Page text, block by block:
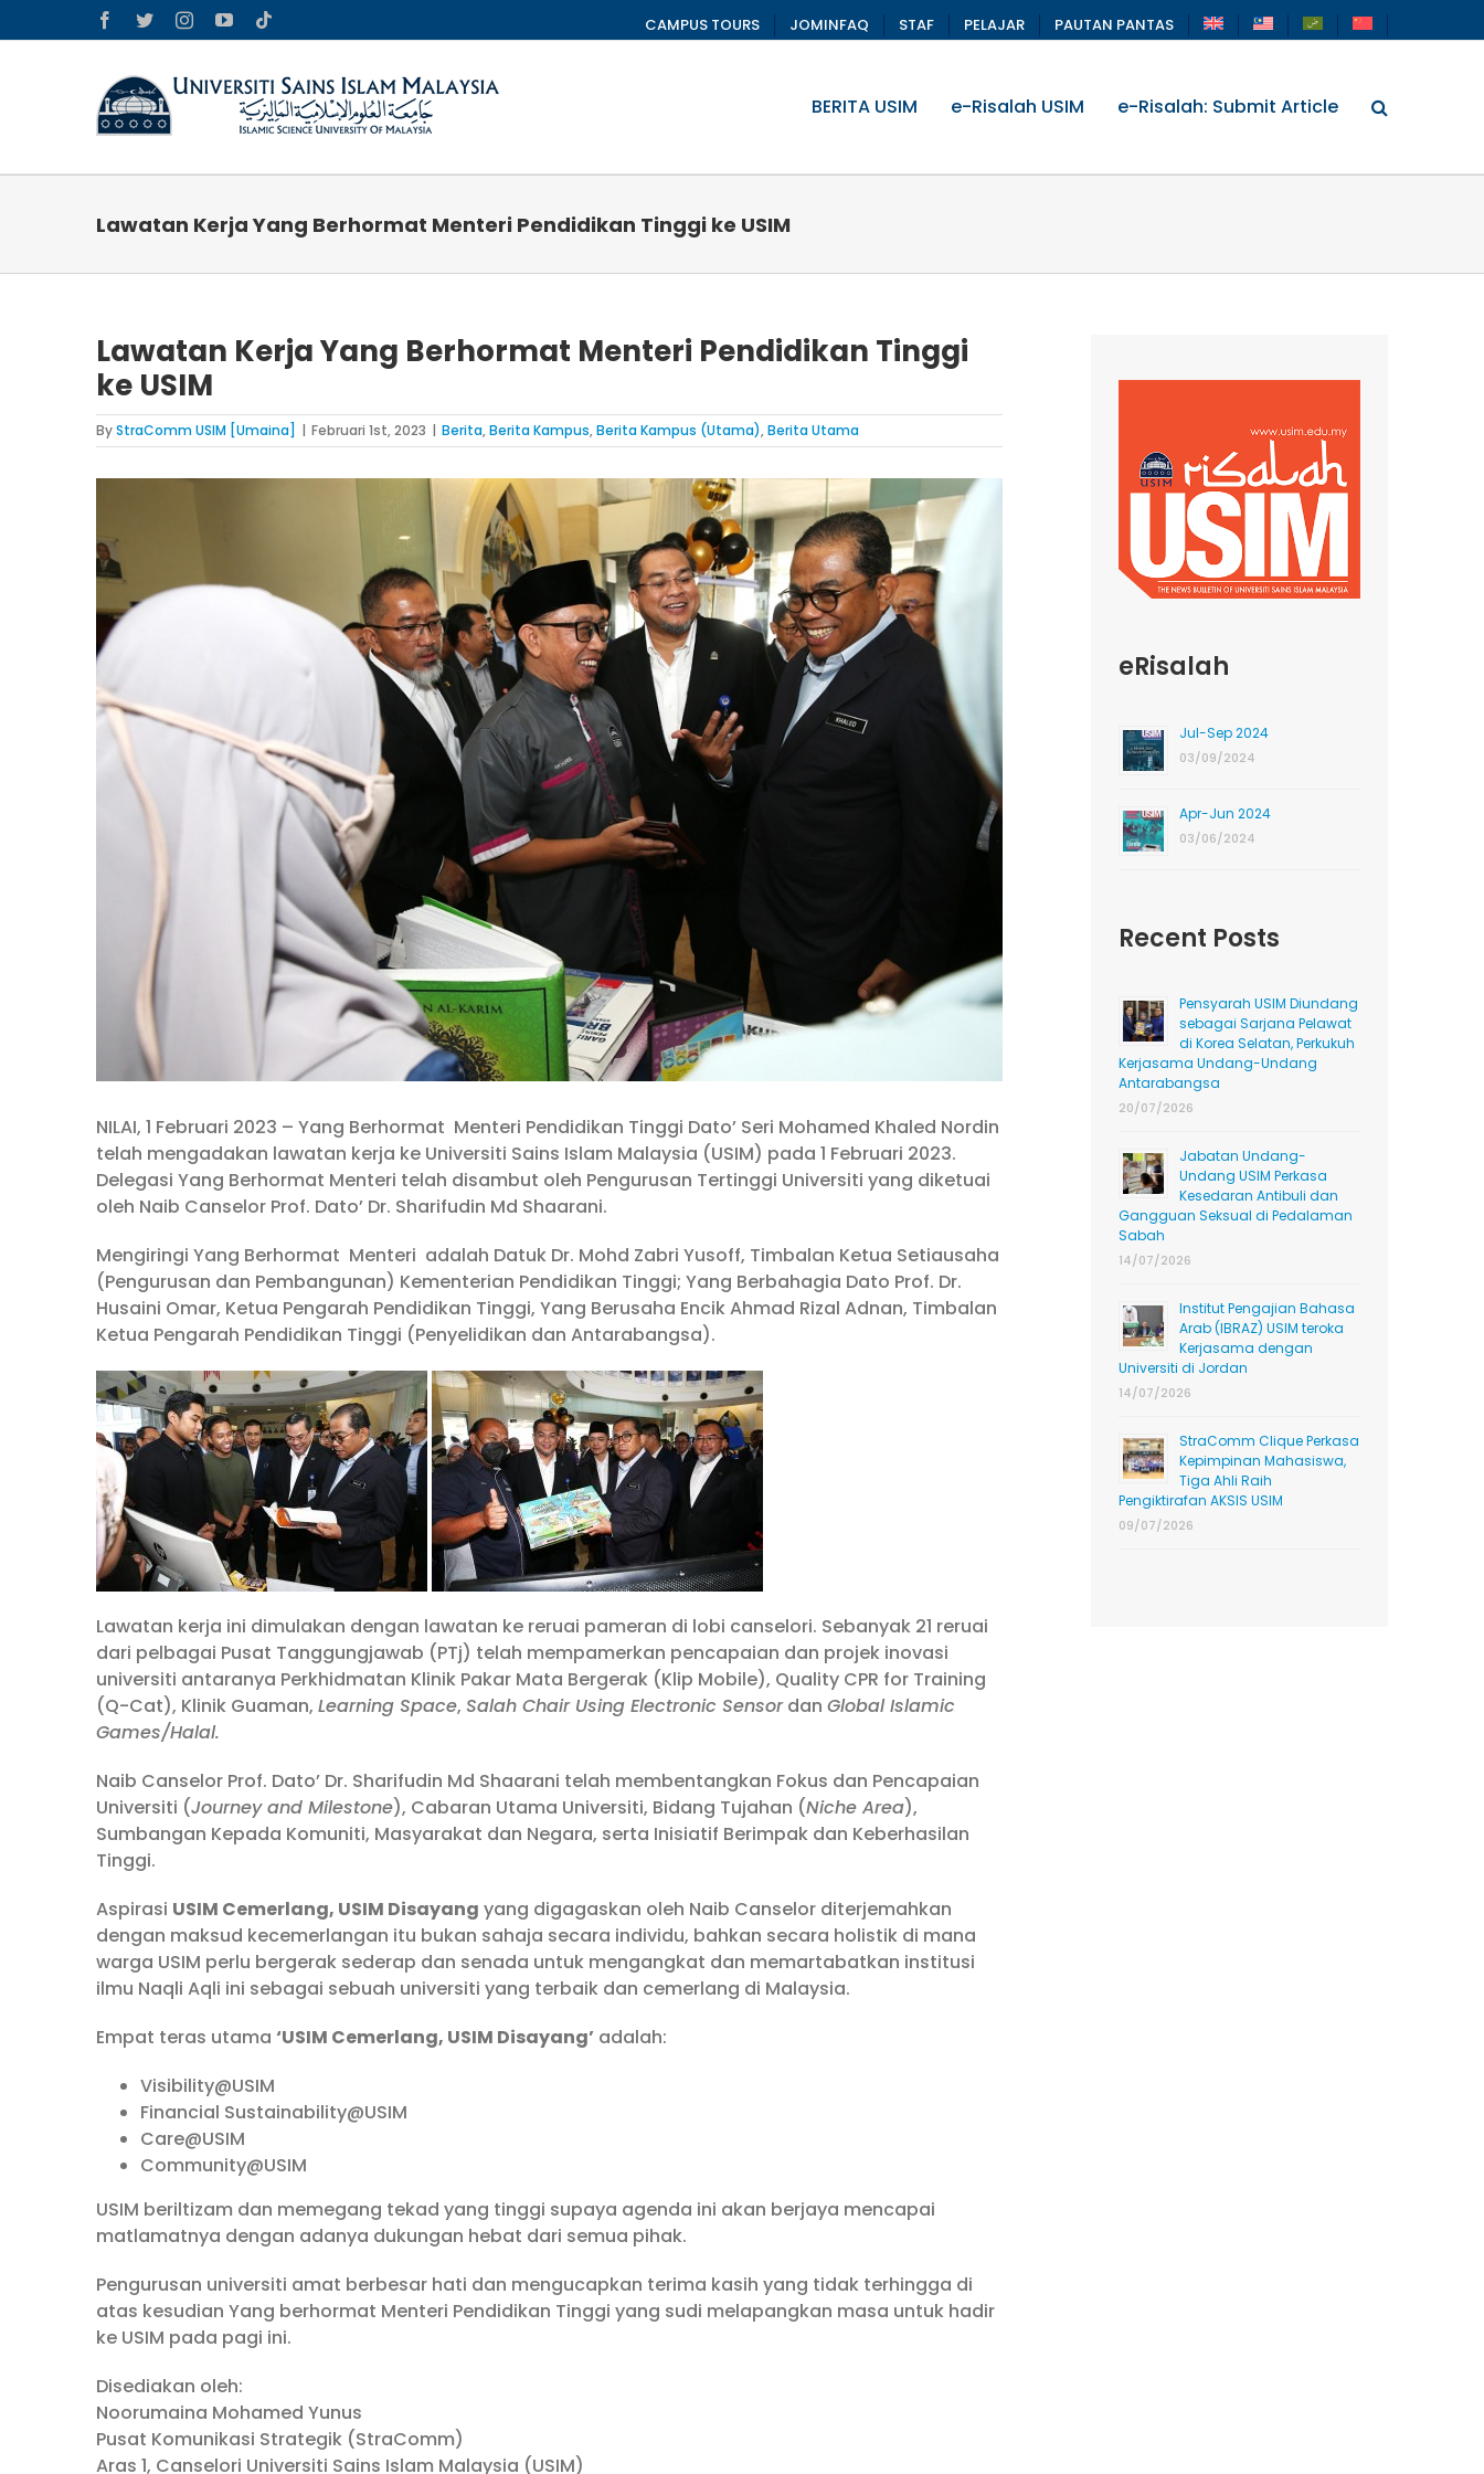
to
Facebook
TwitterInstagramYouTube CAMPUS TOURS JOMINFAQ STAF PELAJAR PAUTAN PANTAS
BERITA USIM e-Risalah USIM e-Risalah: Submit Article
Lawatan Kerja Yang Berhormat Menteri Pendidikan Tinggi ke USIM
Lawatan Kerja Yang Berhormat Menteri Pendidikan Tinggi
ke USIM
ByStraComm USIM [Umaina] | Februari 1st, 2023 | Berita,Berita Kampus,Berita Kampus (Utama),Berita Utama
Image
NILAI, 1 Februari 2023 – Yang Berhormat Menteri Pendidikan Tinggi Dato’ Seri Mohamed Khaled Nordin
telah mengadakan lawatan kerja ke Universiti Sains Islam Malaysia (USIM) pada 1 Februari 2023.
Delegasi Yang Berhormat Menteri telah disambut oleh Pengurusan Tertinggi Universiti yang diketuai
oleh Naib Canselor Prof. Dato’ Dr. Sharifudin Md Shaarani.
Mengiringi Yang Berhormat Menteri adalah Datuk Dr. Mohd Zabri Yusoff, Timbalan Ketua Setiausaha
(Pengurusan dan Pembangunan) Kementerian Pendidikan Tinggi; Yang Berbahagia Dato Prof. Dr.
Husaini Omar, Ketua Pengarah Pendidikan Tinggi, Yang Berusaha Encik Ahmad Rizal Adnan, Timbalan
Ketua Pengarah Pendidikan Tinggi (Penyelidikan dan Antarabangsa).
Lawatan kerja ini dimulakan dengan lawatan ke reruai pameran di lobi canselori. Sebanyak 21 reruai
dari pelbagai Pusat Tanggungjawab (PTj) telah mempamerkan pencapaian dan projek inovasi
universiti antaranya Perkhidmatan Klinik Pakar Mata Bergerak (Klip Mobile), Quality CPR for Training
(Q-Cat), Klinik Guaman, Learning Space, Salah Chair Using Electronic Sensordan Global Islamic
Games/Halal.
Naib Canselor Prof. Dato’ Dr. Sharifudin Md Shaarani telah membentangkan Fokus dan Pencapaian
Universiti (Journey and Milestone), Cabaran Utama Universiti, Bidang Tujahan (Niche Area),
Sumbangan Kepada Komuniti, Masyarakat dan Negara, serta Inisiatif Berimpak dan Keberhasilan
Tinggi.
Aspirasi USIM Cemerlang, USIM Disayang yang digagaskan oleh Naib Canselor diterjemahkan
dengan maksud kecemerlangan itu bukan sahaja secara individu, bahkan secara holistik di mana
warga USIM perlu bergerak sederap dan senada untuk mengangkat dan memartabatkan institusi
ilmu Naqli Aqli ini sebagai sebuah universiti yang terbaik dan cemerlang di Malaysia.
Empat teras utama ‘USIM Cemerlang, USIM Disayang’ adalah:
Visibility@USIM
Financial Sustainability@USIM
Care@USIM
Community@USIM
USIM beriltizam dan memegang tekad yang tinggi supaya agenda ini akan berjaya mencapai
matlamatnya dengan adanya dukungan hebat dari semua pihak.
Pengurusan universiti amat berbesar hati dan mengucapkan terima kasih yang tidak terhingga di
atas kesudian Yang berhormat Menteri Pendidikan Tinggi yang sudi melapangkan masa untuk hadir
ke USIM pada pagi ini.
Disediakan oleh:
Noorumaina Mohamed Yunus
Pusat Komunikasi Strategik (StraComm)
Aras 1, Canselori Universiti Sains Islam Malaysia (USIM)
eRisalah
Jul-Sep 2024
03/09/2024
Apr-Jun 2024
03/06/2024
Recent Posts
Pensyarah USIM Diundang
sebagai Sarjana Pelawat
di Korea Selatan, Perkukuh
Kerjasama Undang-Undang
Antarabangsa
20/07/2026
Jabatan Undang-
Undang USIM Perkasa
Kesedaran Antibuli dan
Gangguan Seksual di Pedalaman
Sabah
14/07/2026
Institut Pengajian Bahasa
Arab (IBRAZ) USIM teroka
Kerjasama dengan
Universiti di Jordan
14/07/2026
StraComm Clique Perkasa
Kepimpinan Mahasiswa,
Tiga Ahli Raih
Pengiktirafan AKSIS USIM
09/07/2026